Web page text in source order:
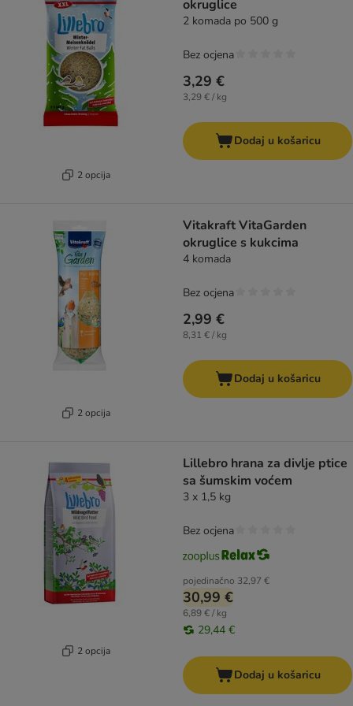
2 opcija
okruglice
2 komada po 500 g
3,29 €
3,29 € / kg
Bez ocjena
Dodaj u košaricu
2 opcija
Vitakraft VitaGarden
okruglice s kukcima
4 komada
2,99 €
8,31 € / kg
Bez ocjena
Dodaj u košaricu
2 opcija
Lillebro hrana za divlje ptice
sa šumskim voćem
3 x 1,5 kg
pojedinačno 32,97 €
30,99 €
6,89 € / kg
29,44 €
Bez ocjena
Dodaj u košaricu